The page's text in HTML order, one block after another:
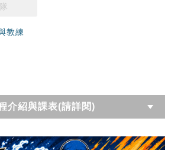
教練
介紹與課表(請詳閱)